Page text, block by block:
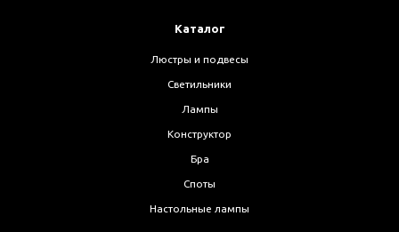
Каталог
Люстры и подвесы
Светильники
Лампы
Конструктор
Бра
Споты
Настольные лампы